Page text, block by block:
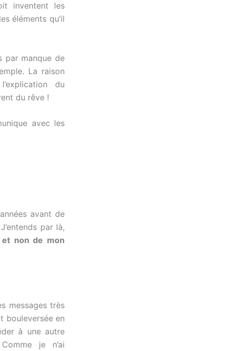
inventent les
éléments qu’il
par manque de
La raison
du
du rêve !
avec les
avant de
par là,
non de mon
messages très
bouleversée en
à une autre
je n’ai